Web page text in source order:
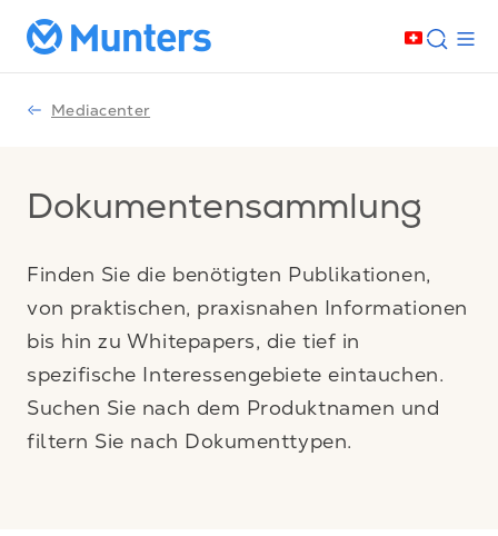
Mediacenter
Dokumentensammlung
Finden Sie die benötigten Publikationen,
von praktischen, praxisnahen Informationen
bis hin zu Whitepapers, die tief in
spezifische Interessengebiete eintauchen.
Suchen Sie nach dem Produktnamen und
filtern Sie nach Dokumenttypen.